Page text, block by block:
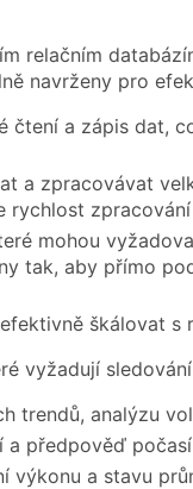
relačním
navrženy pro
čtení a zápis dat,
a zpracovávat
rychlost
mohou
tak, aby přímo
škálovat s
vyžadují
trendů, analýzu
a předpověď
výkonu a stavu